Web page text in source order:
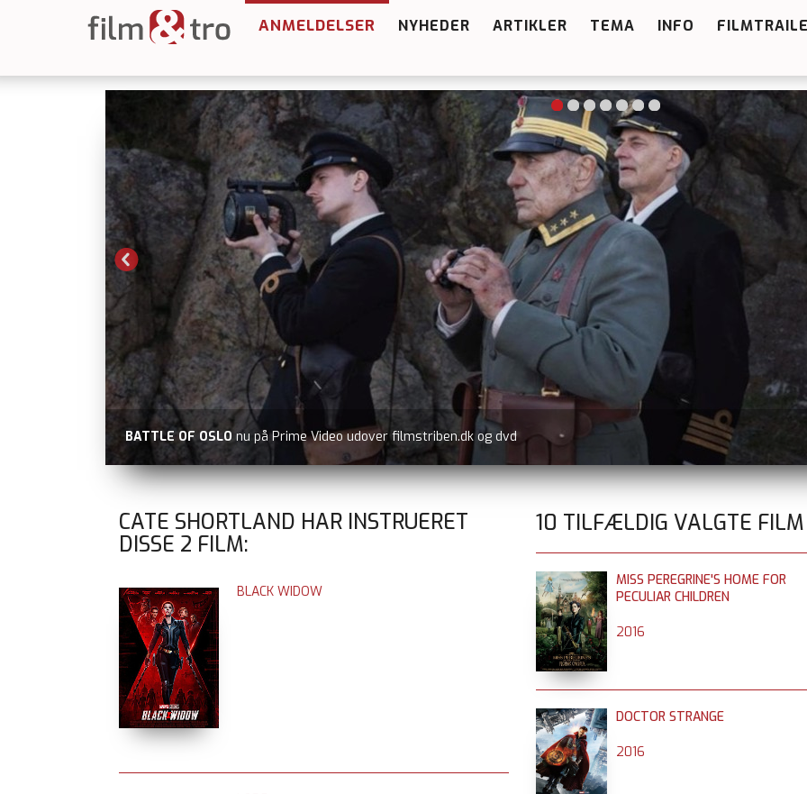
ANMELDELSER NYHEDER ARTIKLER TEMA INFO
BATTLE OF OSLO nu på Prime Video udover filmstriben.dk og dvd
CATE SHORTLAND HAR INSTRUERET
DISSE 2 FILM:
BLACK WIDOW
10 TILFÆLDIG VALGTE FILM
MISS PEREGRINE'S HOME FOR
PECULIAR CHILDREN
2016
DOCTOR STRANGE
2016